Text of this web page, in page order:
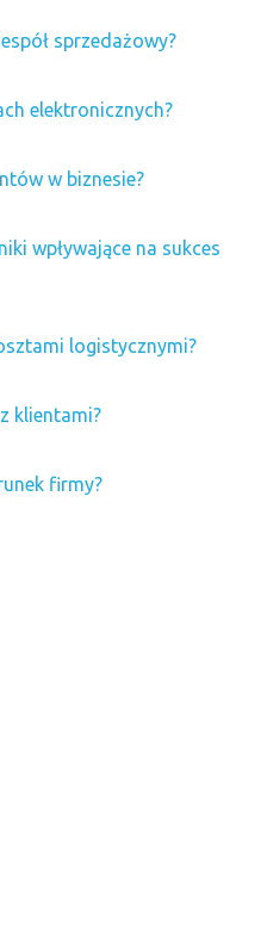
sprzedażowy?
elektronicznych?
w biznesie?
wpływające na sukces
logistycznymi?
klientami?
firmy?